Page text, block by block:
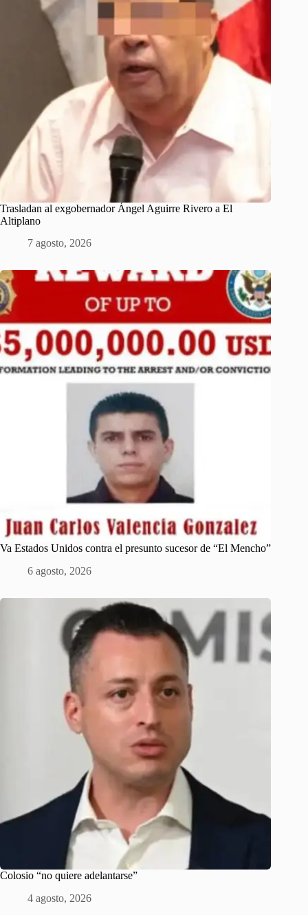
Trasladan al exgobernador Ángel Aguirre Rivero a El
Altiplano
7 agosto, 2026
Va Estados Unidos contra el presunto sucesor de “El Mencho”
6 agosto, 2026
Colosio “no quiere adelantarse”
4 agosto, 2026